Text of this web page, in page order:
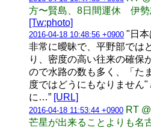
方〜賢島、8日間運休 伊勢
[Tw:photo]
2016-04-18 10:48:56 +0900 "日
非常に曖昧で、平野部では
り、密度の高い往来の確保
ので水路の数も多く、「た
度ではどうにもなりません
に…” [URL]
2016-04-18 11:53:44 +0900 RT
芒星が出来ることよりも名